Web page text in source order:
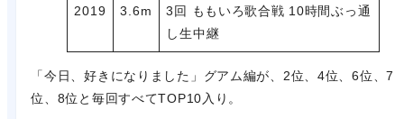
2019 3.6m
3回 ももいろ歌合戦 10時間ぶっ通
し生中継
「今日、好きになりました」グアム編が、2位、4位、6位、7
位、8位と毎回すべてTOP10入り。